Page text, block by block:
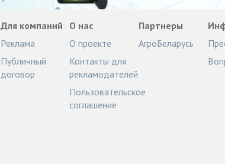
Для компаний
Реклама
Публичный
договор
О нас
О проекте
Контакты для
рекламодателей
Пользовательское
соглашение
Партнеры
АгроБеларусь